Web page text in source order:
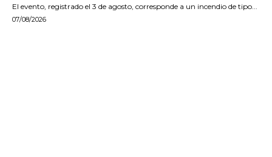
El evento, registrado el 3 de agosto, corresponde a un incendio de tipo...
07/08/2026